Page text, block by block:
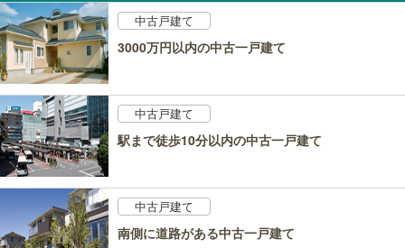
中古戸建て
3000万円以内の中古一戸建て
中古戸建て
駅まで徒歩10分以内の中古一戸建て
中古戸建て
南側に道路がある中古一戸建て